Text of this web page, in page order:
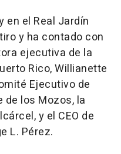
en el Real Jardín
y ha contado con
ejecutiva de la
Rico, Willianette
Ejecutivo de
de los Mozos, la
y el CEO de
L. Pérez.